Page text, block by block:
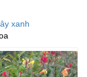
xanh